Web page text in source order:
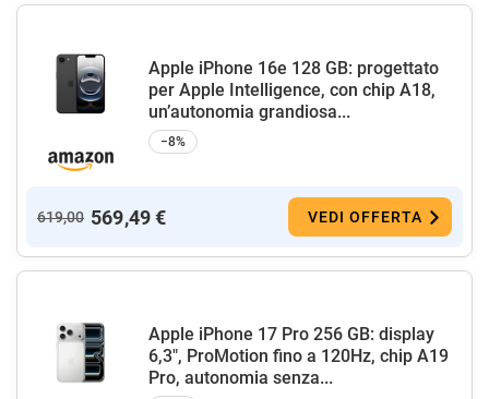
Apple iPhone 16e 128 GB: progettato
per Apple Intelligence, con chip A18,
un’autonomia grandiosa...
−8%
619,00 569,49 € VEDI OFFERTA
Apple iPhone 17 Pro 256 GB: display
6,3", ProMotion fino a 120Hz, chip A19
Pro, autonomia senza...